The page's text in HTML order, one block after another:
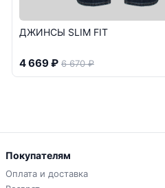
ДЖИНСЫ SLIM FIT
4 669 ₽ 6 670 ₽
Покупателям
Оплата и доставка